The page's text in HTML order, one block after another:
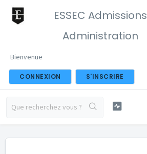
ESSEC Admissions
Administration
Bienvenue
CONNEXION S'INSCRIRE